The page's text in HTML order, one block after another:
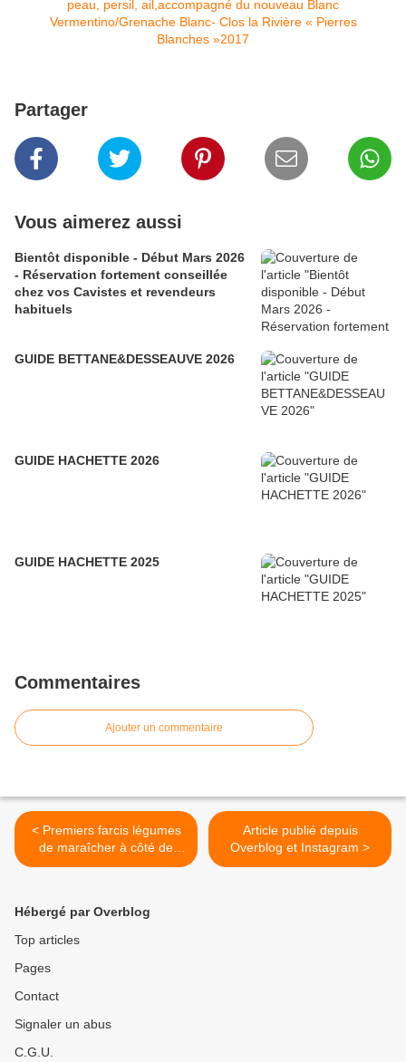
Partager
Vous aimerez aussi
Bientôt disponible - Début Mars 2026
- Réservation fortement conseillée
chez vos Cavistes et revendeurs
habituels
GUIDE BETTANE&DESSEAUVE 2026
GUIDE HACHETTE 2026
GUIDE HACHETTE 2025
Commentaires
Ajouter un commentaire
< Premiers farcis légumes
de maraîcher à côté de
Béziers... Moins de goût
Brebis Basque et Panna
cotta avec brunoise de
accompagné du Clos la
Syrah/Grenache...
Article publié depuis
Overblog et Instagram >
Hébergé par Overblog
Top articles
Pages
Contact
Signaler un abus
C.G.U.